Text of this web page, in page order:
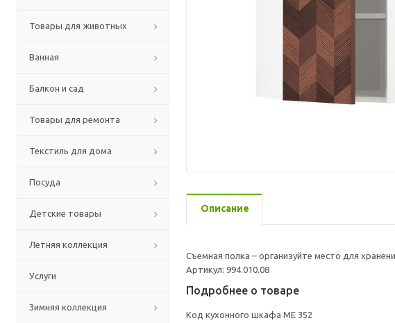
Товары для животных
Ванная
Балкон и сад
Товары для ремонта
Текстиль для дома
Посуда
Детские товары
Летняя коллекция
Услуги
Зимняя коллекция
Описание
Съемная полка – организуйте место для
Артикул: 994.010.08
Подробнее о товаре
Код кухонного шкафа ME 352